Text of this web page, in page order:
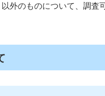
外のものについて、調査